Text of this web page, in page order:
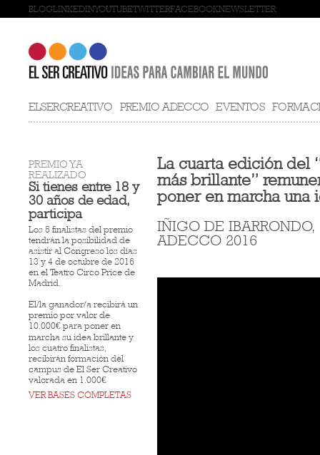
BLOGLINKEDINYOUTUBETWITTERFACEBOOKNEWSLETTER
ELSERCREATIVO PREMIO ADECCO EVENTOS
PREMIO YA
REALIZADO
Si tienes entre 18 y
30 años de edad,
participa
Los 5 finalistas del premio
tendrán la posibilidad de
asistir al Congreso los días
13 y 4 de octubre de 2016
en el Teatro Circo Price de
Madrid.
El/la ganador/a recibirá un
premio por valor de
10.000€ para poner en
marcha su idea brillante y
los cuatro finalistas,
recibirán formación del
campus de El Ser Creativo
valorada en 1.000€
VER BASES COMPLETAS
La cuarta edición del
más brillante”
poner en marcha una
IÑIGO DE
ADECCO 2016